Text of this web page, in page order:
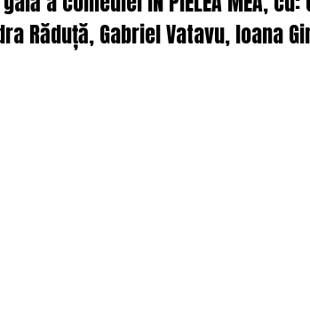
Răduță, Gabriel Vatavu, Ioana